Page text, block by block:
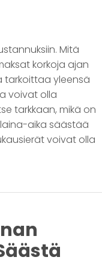
Mitä
korkoja ajan
tarkoittaa yleensä
voivat olla
tarkkaan, mikä on
aika säästää
voivat olla